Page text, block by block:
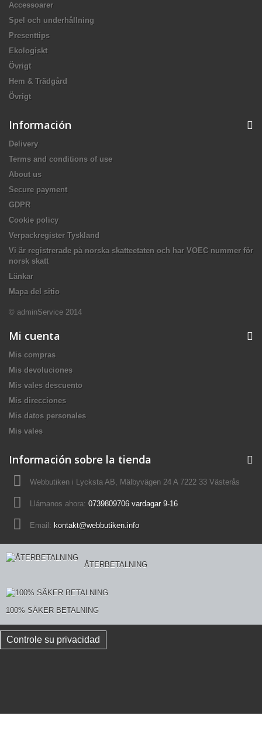
Accessoarer
Spel och underhållning
Presenttips
Ekologiskt
Övrigt
Hem & Trädgård
Övrigt
Información
Delivery
Terms and conditions of use
About us
Secure payment
GDPR
Cookie policy
Verpackregister Tyskland
Vi är registrerade på norska skatteetaten och har VOEC nummer för
norsk skatt
Länkar
Mapa del sitio
© adminService 2014
Mi cuenta
Mis compras
Mis devoluciones
Mis vales descuento
Mis direcciones
Mis datos personales
Mis vales
Información sobre la tienda
Webbutiken i Lycksta AB, Mälbyvägen 24 A 7222 33 Västerås
Llámanos ahora: 0739809706 vardagar 9-16
Email: kontakt@webbutiken.info
ÅTERBETALNING
100% SÄKER BETALNING
Controle su privacidad